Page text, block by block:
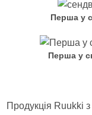
Перша у
Перша у
Продукція Ruukki